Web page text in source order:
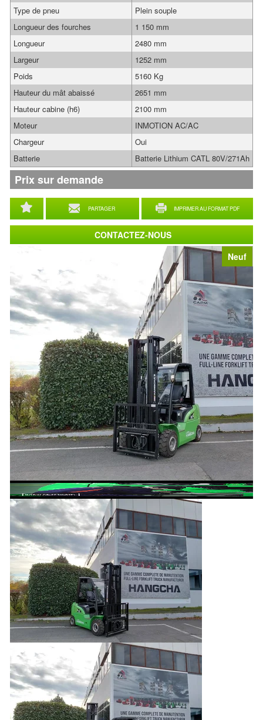
Neuf
PARTAGER IMPRIMER AU FORMAT PDF
Type de pneu
Plein souple
Longueur des fourches
1 150 mm
Longueur
2480 mm
Largeur
1252 mm
Poids
5160 Kg
Hauteur du mât abaissé
2651 mm
Hauteur cabine (h6)
2100 mm
Moteur
INMOTION AC/AC
Chargeur
Oui
Batterie
Batterie Lithium CATL 80V/271Ah
Prix sur demande
CONTACTEZ-NOUS